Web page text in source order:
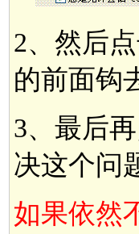
2、然后
的前面钩
3、最后
决这个问
如果依然